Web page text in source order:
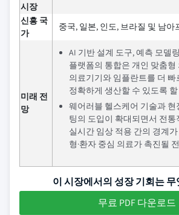
시장
신흥 국
가
중국, 일본, 인도, 브라질 및 남아
미래 전
망
AI 기반 설계 도구, 예측 모델
플랫폼의 통합은 개인 맞춤형
의료기기와 임플란트를 더 빠
정확하게 생산할 수 있도록
웨어러블 헬스케어 기술과 현
팅의 도입이 확대되면서 전
실시간 임상 적용 간의 경계
형·환자 중심 의료가 촉진될
이 시장에서의 성장 기회는 무
무료 PDF 다운로드